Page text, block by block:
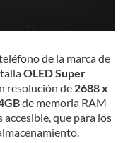
de la marca de
OLED Super
resolución de 2688 x
de memoria RAM
accesible, que para los